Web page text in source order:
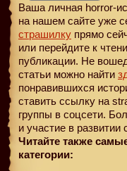
Ваша личная horror-
на нашем сайте уже
страшилку прямо
или перейдите к
публикации. Не
статьи можно найти
понравившихся
ставить ссылку на
группы в соцсети.
и участие в развитии
Читайте также
категории: